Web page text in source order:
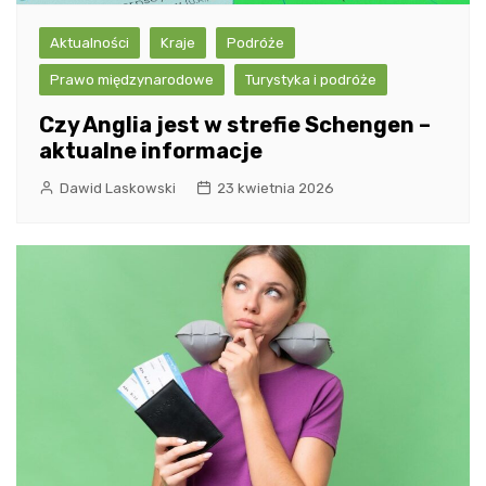
Aktualności Kraje Podróże
Prawo międzynarodowe Turystyka i podróże
Czy Anglia jest w strefie Schengen –
aktualne informacje
Dawid Laskowski 23 kwietnia 2026